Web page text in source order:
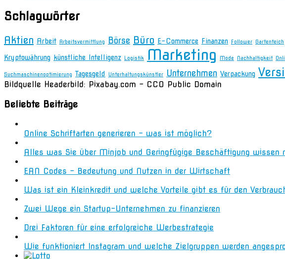
Schlagwörter
Aktien Arbeit Arbeitsvermittlung Börse Büro E-Commerce Finanzen Follower Gartenteich
Kryptowährung künstliche Intelligenz Logistik Marketing Mode Nachhaltigkeit
Suchmaschinenoptimierung Tagesgeld Unterhaltungskünstler Unternehmen Verpackung
Bildquelle Headerbild: Pixabay.com - CC0 Public Domain
Beliebte Beiträge
Online Schriftarten generieren – was ist möglich?
Alles was Sie über Minjob und Geringfügige Beschäftigung wissen
EAN Codes – Bedeutung und Nutzen in der Wirtschaft
Was ist ein Kleinkredit und welche Vorteile gibt es für den
Zwei Wege ein Startup-Unternehmen zu finanzieren
Drei Faktoren für eine erfolgreiche Werbestrategie
Wie funktioniert Instagram und welche Zielgruppen werden